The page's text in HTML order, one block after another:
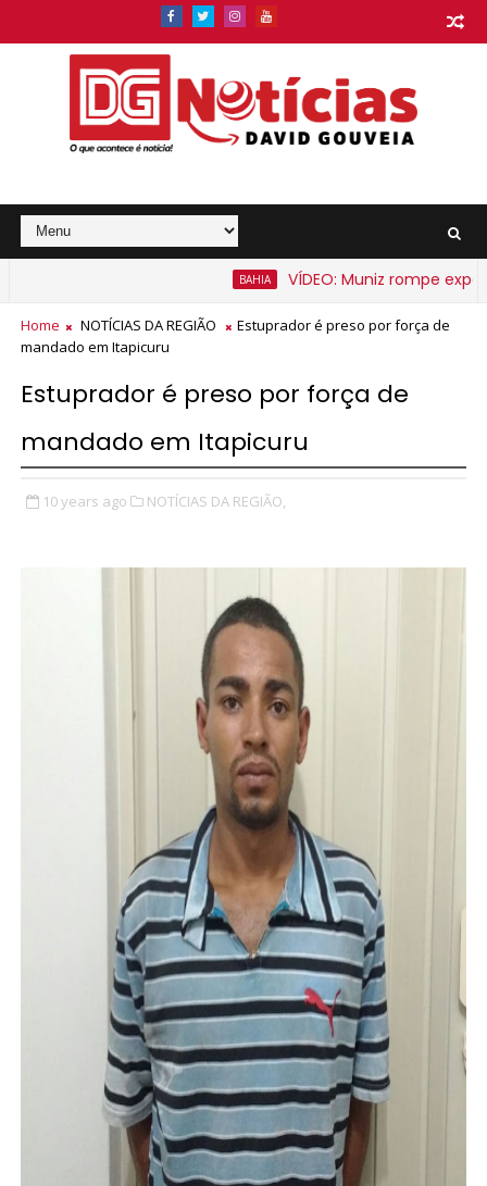
VÍDEO: Muniz rompe
na Bahia a partir de segunda-feira
Home NOTÍCIAS DA REGIÃO
Estuprador é preso por força de
mandado em Itapicuru
Estuprador é preso por força de
mandado em Itapicuru
10 years ago NOTÍCIAS DA REGIÃO,